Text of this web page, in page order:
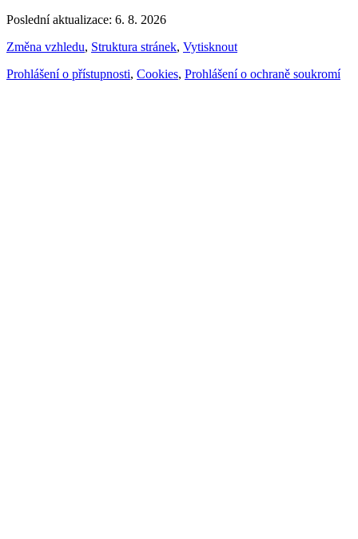
Poslední aktualizace: 6. 8. 2026
Změna vzhledu, Struktura stránek, Vytisknout
Prohlášení o přístupnosti, Cookies, Prohlášení o ochraně soukromí